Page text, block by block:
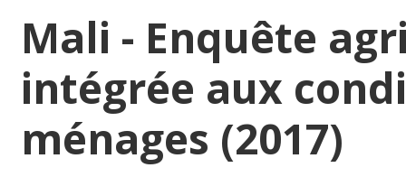
Mali - Enquête
intégrée aux
ménages (2017)